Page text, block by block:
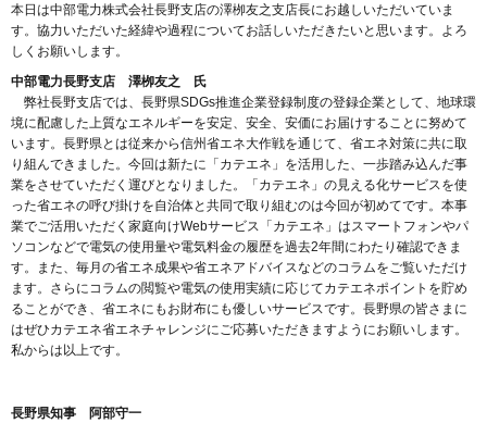
本日は中部電力株式会社長野支店の澤栁友之支店長にお越しいただいていま
す。協力いただいた経緯や過程についてお話しいただきたいと思います。よろ
しくお願いします。
中部電力長野支店 澤栁友之 氏
弊社長野支店では、長野県SDGs推進企業登録制度の登録企業として、地球環
境に配慮した上質なエネルギーを安定、安全、安価にお届けすることに努めて
います。長野県とは従来から信州省エネ大作戦を通じて、省エネ対策に共に取
り組んできました。今回は新たに「カテエネ」を活用した、一歩踏み込んだ事
業をさせていただく運びとなりました。「カテエネ」の見える化サービスを使
った省エネの呼び掛けを自治体と共同で取り組むのは今回が初めてです。本事
業でご活用いただく家庭向けWebサービス「カテエネ」はスマートフォンやパ
ソコンなどで電気の使用量や電気料金の履歴を過去2年間にわたり確認できま
す。また、毎月の省エネ成果や省エネアドバイスなどのコラムをご覧いただけ
ます。さらにコラムの閲覧や電気の使用実績に応じてカテエネポイントを貯め
ることができ、省エネにもお財布にも優しいサービスです。長野県の皆さまに
はぜひカテエネ省エネチャレンジにご応募いただきますようにお願いします。
私からは以上です。
長野県知事 阿部守一